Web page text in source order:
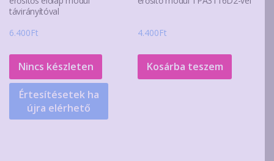
távirányítóval
6.400Ft
Nincs készleten
Értesítésetek ha
újra elérhető
4.400Ft
Kosárba teszem